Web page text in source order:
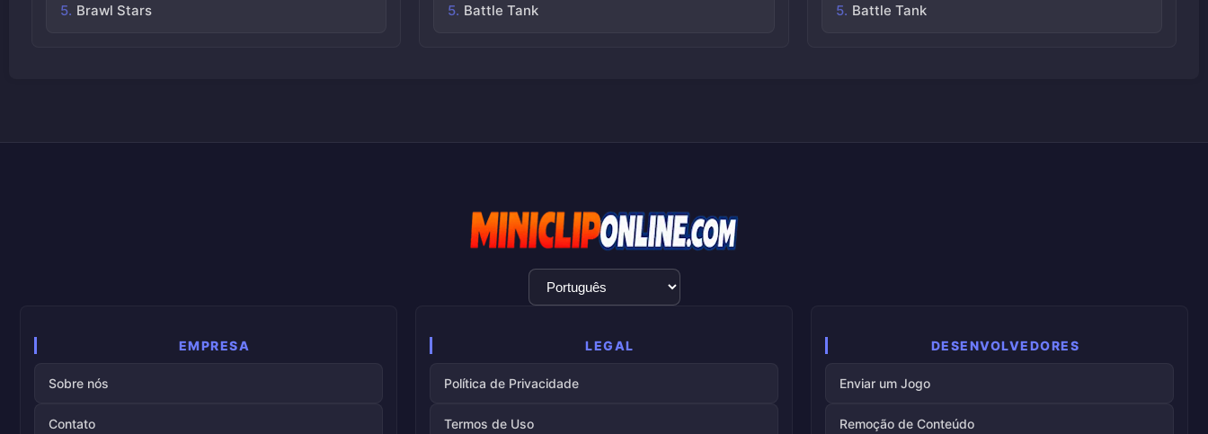
Brawl Stars Battle Tank Battle Tank
Seleção
de
EMPRESA
Sobre nós
Contato
LEGAL
Política de Privacidade
Termos de Uso
DESENVOLVEDORES
Enviar um Jogo
Remoção de Conteúdo